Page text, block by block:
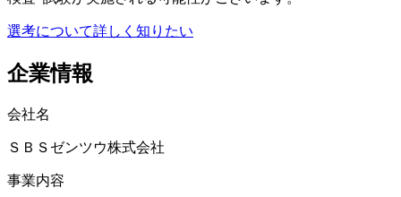
選考について詳しく知りたい
企業情報
会社名
ＳＢＳゼンツウ株式会社
事業内容